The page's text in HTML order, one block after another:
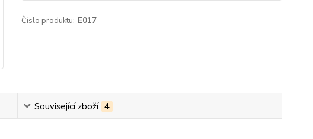
Číslo produktu: E017
Související zboží 4